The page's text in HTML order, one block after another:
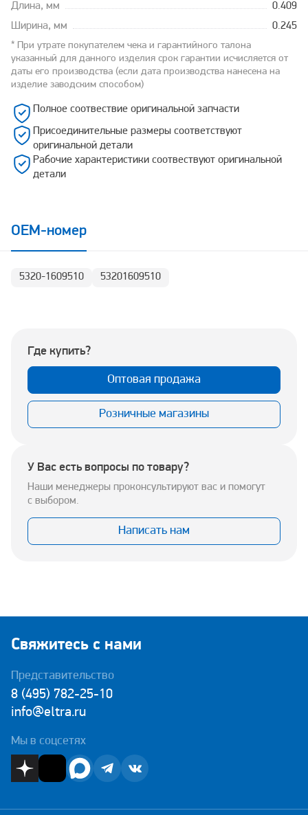
Длина, мм
0.409
Ширина, мм
0.245
* При утрате покупателем чека и гарантийного талона
указанный для данного изделия срок гарантии исчисляется от
даты его производства (если дата производства нанесена на
изделие заводским способом)
Полное соотвествие оригинальной запчасти
Присоединительные размеры соответствуют
оригинальной детали
Рабочие характеристики соотвествуют оригинальной
детали
OEM-номер
5320-1609510 53201609510
Где купить?
Оптовая продажа
Розничные магазины
У Вас есть вопросы по товару?
Наши менеджеры проконсультируют вас и помогут
с выбором.
Написать нам
Свяжитесь с нами
Представительство
8 (495) 782-25-10
info@eltra.ru
Мы в соцсетях